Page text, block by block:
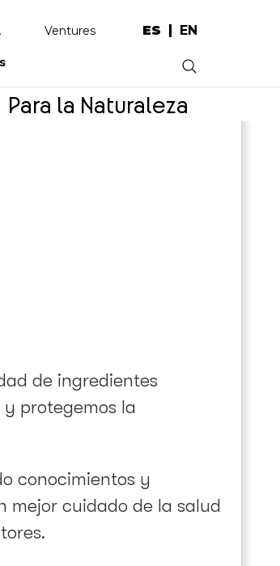
Ventures ES EN
.
Para la Naturaleza
de ingredientes
protegemos la
conocimientos y
mejor cuidado de la salud